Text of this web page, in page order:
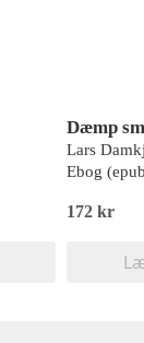
Dæmp
Lars
Ebog
172 kr